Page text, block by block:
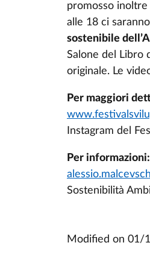
promosso inoltre
alle 18 ci saranno
sostenibile
Salone del Libro
originale. Le
Per maggiori
Instagram del
Per informazioni:
Sostenibilità
Modified on 01/